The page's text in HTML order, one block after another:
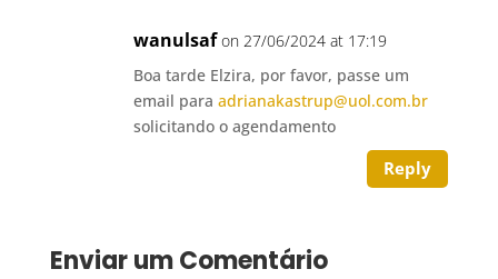
wanulsaf on 27/06/2024 at 17:19
Boa tarde Elzira, por favor, passe um
email para adrianakastrup@uol.com.br
solicitando o agendamento
Reply
Enviar um Comentário